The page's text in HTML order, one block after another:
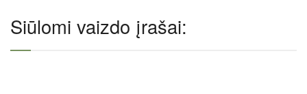
Siūlomi vaizdo įrašai: